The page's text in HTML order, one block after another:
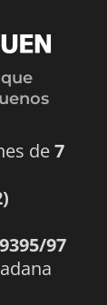
de7
97